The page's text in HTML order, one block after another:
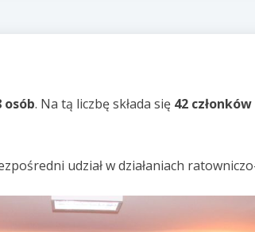
osób. Na tą liczbę składa się 42
udział w działaniach